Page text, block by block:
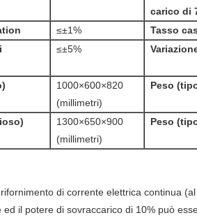
carico di
≤±1% Tasso
≤±5%
1000×600×820
(millimetri)
Peso
1300×650×900
(millimetri)
Peso
di corrente elettrica continua
il potere di sovraccarico di 10% può